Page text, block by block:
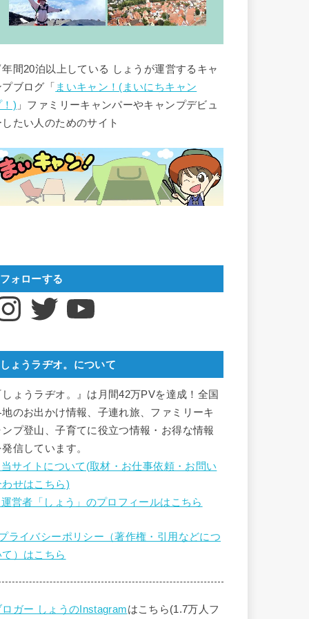
間20泊以上している しょうが運営するキャ
ブログ「 まいキャン！(まいにちキャン
！) 」ファミリーキャンパーやキャンプデビュ
したい人のためのサイト
フォローする
Twitter YouTube
しょうラヂオ。について
しょうラヂオ。』は月間42万PVを達成！全国
地のお出かけ情報、子連れ旅、ファミリーキ
ンプ登山、子育てに役立つ情報・お得な情報
信しています。
サイトについて(取材・お仕事依頼・お問い
わせはこちら)
営者「しょう」のプロフィールはこちら
ライバシーポリシー（著作権・引用などにつ
て）はこちら
ロガー しょうのInstagramはこちら(1.7万人フ